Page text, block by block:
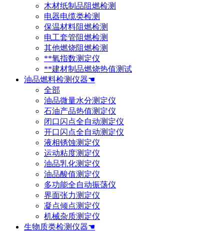
木材纸制品阻燃检测
电器电缆类检测
保温材料阻燃检测
电工套管阻燃检测
其他燃烧阻燃检测
**氧指数测定仪
**建材制品燃烧热值测试
油品燃料检测仪器☚
全部
油品微量水分测定仪
石油产品热值测定仪
闭口闪点全自动测定仪
开口闪点全自动测定仪
液相锈蚀测定仪
运动粘度测定仪
油品乳化测定仪
油品酸值测定仪
多功能全自动振荡仪
界面张力测定仪
凝点倾点测定仪
机械杂质测定仪
生物质类检测仪器☚